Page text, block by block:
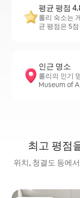
평균 평점
롤리 숙소는
균 평점은 5
인근 명소
롤리의 인기
Museum of
최고 평점
위치, 청결도 등에